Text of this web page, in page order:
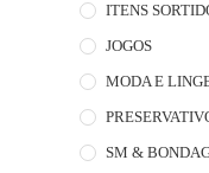
ITENS
JOGOS
MODA E
SM &